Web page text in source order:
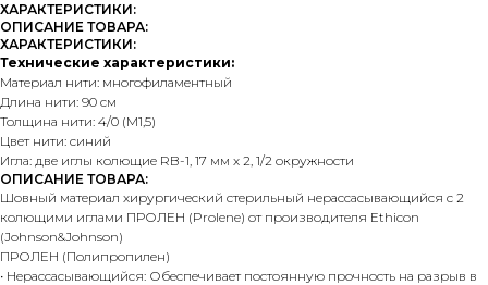
ХАРАКТЕРИСТИКИ:
ОПИСАНИЕ ТОВАРА:
ХАРАКТЕРИСТИКИ:
Технические характеристики:
Материал нити: многофиламентный
Длина нити: 90 см
Толщина нити: 4/0 (М1,5)
Цвет нити: синий
Игла: две иглы колющие RB-1, 17 мм х 2, 1/2 окружности
ОПИСАНИЕ ТОВАРА:
Шовный материал хирургический стерильный нерассасывающийся с 2
колющими иглами ПРОЛЕН (Prolene) от производителя Ethicon
(Johnson&Johnson)
ПРОЛЕН (Полипропилен)
• Нерассасывающийся: Обеспечивает постоянную прочность на разрыв в